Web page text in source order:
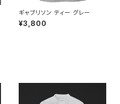
ギャブリソン ティー グレー
¥3,800